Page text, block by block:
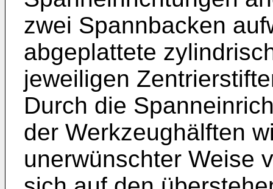
zwei Spannbacken
abgeplattete
jeweiligen
Durch die
der Werkzeughälften
unerwünschter Weise